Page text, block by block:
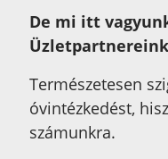
De mi itt
Természetesen
óvintézkedést,
számunkra.